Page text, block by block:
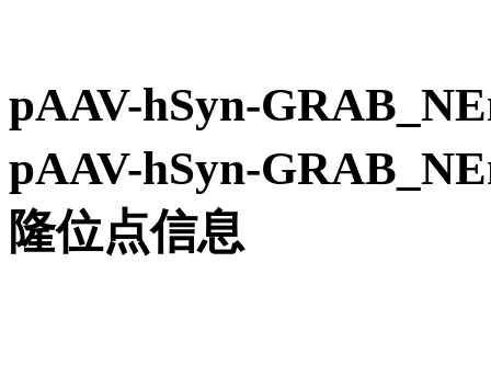
pAAV-hSyn-
pAAV-hSyn-
隆位点信息